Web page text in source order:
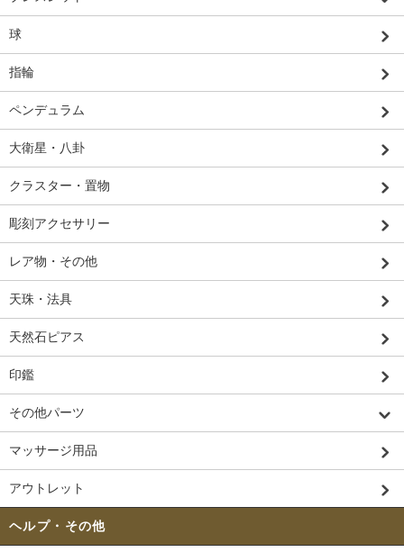
球
指輪
ペンデュラム
大衛星・八卦
クラスター・置物
彫刻アクセサリー
レア物・その他
天珠・法具
天然石ピアス
印鑑
その他パーツ
マッサージ用品
アウトレット
ヘルプ・その他